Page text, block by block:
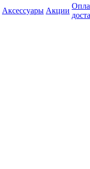
Аксессуары Акции